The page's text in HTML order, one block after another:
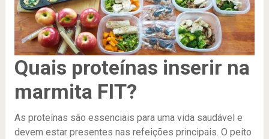
Quais proteínas inserir na
marmita FIT?
As proteínas são essenciais para uma vida saudável e
devem estar presentes nas refeições principais. O peito